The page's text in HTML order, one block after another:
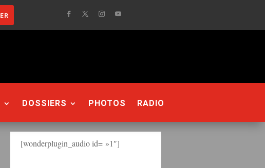
DOSSIERS PHOTOS RADIO
[wonderplugin_audio id= »1″]